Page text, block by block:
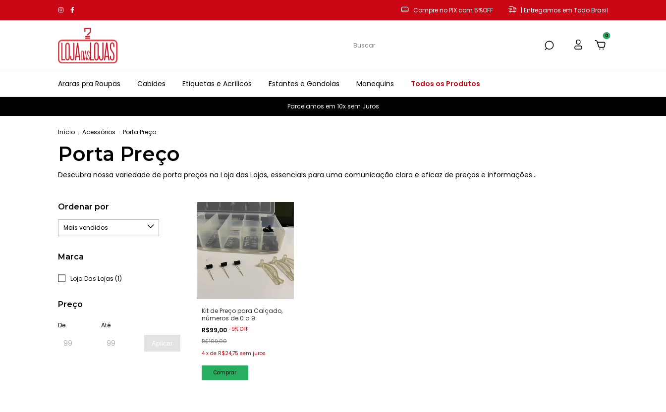
Compre no PIX com 5%OFF | Entregamos em Todo Brasil
0
Araras pra Roupas Cabides Etiquetas e Acrílicos Estantes e Gondolas Manequins Todos os Produtos
Parcelamos em 10x sem Juros
Início . Acessórios . Porta Preço
Porta Preço
Descubra nossa variedade de porta preços na Loja das Lojas, essenciais para uma comunicação clara e eficaz de preços e informações...
Ordenar por
Marca
Loja Das Lojas (1)
Preço
De Até
Aplicar
Kit de Preço para Calçado,
números de 0 a 9.
R$99,00 -9% OFF
R$109,00
4 x de R$24,75 sem juros